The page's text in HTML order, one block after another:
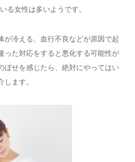
る女性は多いようです。
が冷える、血行不良などが原因で起
った対応をすると悪化する可能性が
ぼせを感じたら、絶対にやってはい
ます。